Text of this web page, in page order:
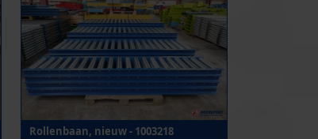
Rollenbaan, nieuw - 1003218